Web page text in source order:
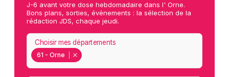
J-6 avant votre dose hebdomadaire dans l' Orne.
Bons plans, sorties, événements : la sélection de la
rédaction JDS, chaque jeudi.
61 - Orne
Choisir mes départements